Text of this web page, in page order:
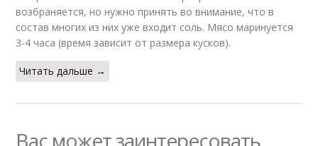
возбраняется, но нужно принять во внимание, что в
состав многих из них уже входит соль. Мясо маринуется
3-4 часа (время зависит от размера кусков).
Читать дальше →
Вас может заинтересовать